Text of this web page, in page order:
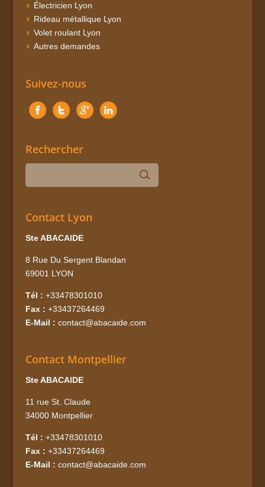
Électricien Lyon
Rideau métallique Lyon
Volet roulant Lyon
Autres demandes
Suivez-nous
Rechercher
Contact Lyon
Ste ABACAIDE
8 Rue Du Sergent Blandan
69001 LYON
Tél : +33478301010
Fax : +33437264469
E-Mail : contact@abacaide.com
Contact Montpellier
Ste ABACAIDE
11 rue St. Claude
34000 Montpellier
Tél : +33478301010
Fax : +33437264469
E-Mail : contact@abacaide.com